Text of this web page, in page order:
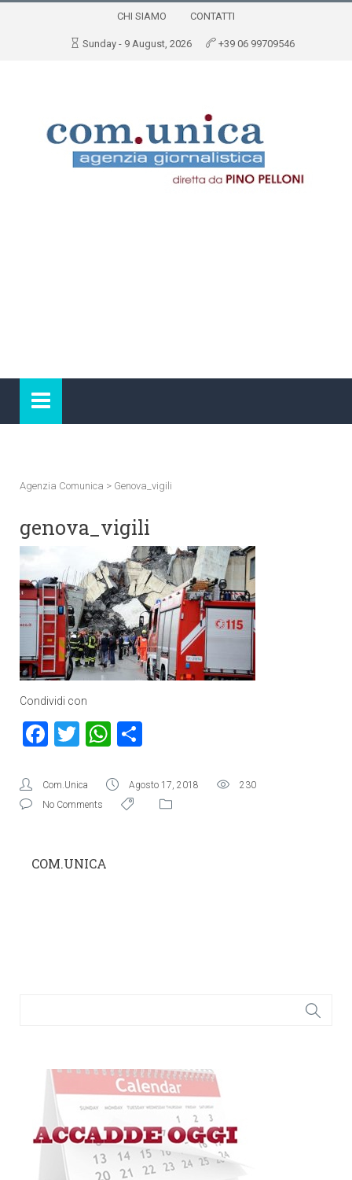
CHI SIAMO CONTATTI
Sunday - 9 August, 2026 +39 06 99709546
Agenzia Comunica > Genova_vigili
genova_vigili
Condividi con
Facebook
TwitterWhatsApp
Com.Unica Agosto 17, 2018
230
No Comments
COM.UNICA